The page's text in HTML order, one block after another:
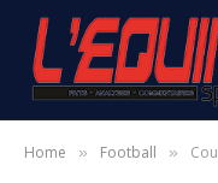
Home » Football »